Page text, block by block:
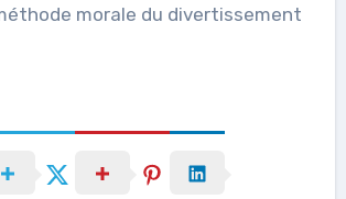
morale du divertissement